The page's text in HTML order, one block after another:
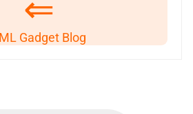
Gadget Blog